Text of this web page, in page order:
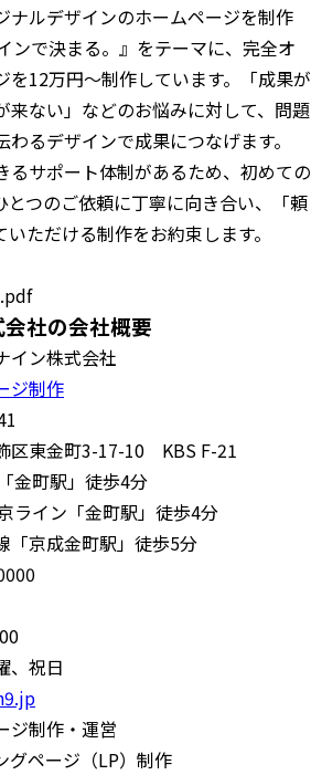
ンで決まる。』をテーマに、完全オ
を12万円〜制作しています。「成果が
来ない」などのお悩みに対して、問題
るデザインで成果につなげます。
るサポート体制があるため、初めての
とつのご依頼に丁寧に向き合い、「頼
ただける制作をお約束します。
社の会社概要
イン株式会社
ジ制作
区東金町3-17-10 KBS F-21
金町駅」徒歩4分
ライン「金町駅」徒歩4分
「京成金町駅」徒歩5分
、祝日
ジ制作・運営
グページ（LP）制作